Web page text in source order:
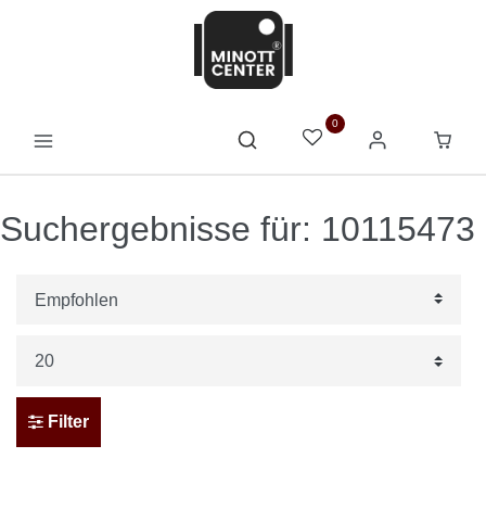
0
Suchergebnisse für: 10115473
Filter